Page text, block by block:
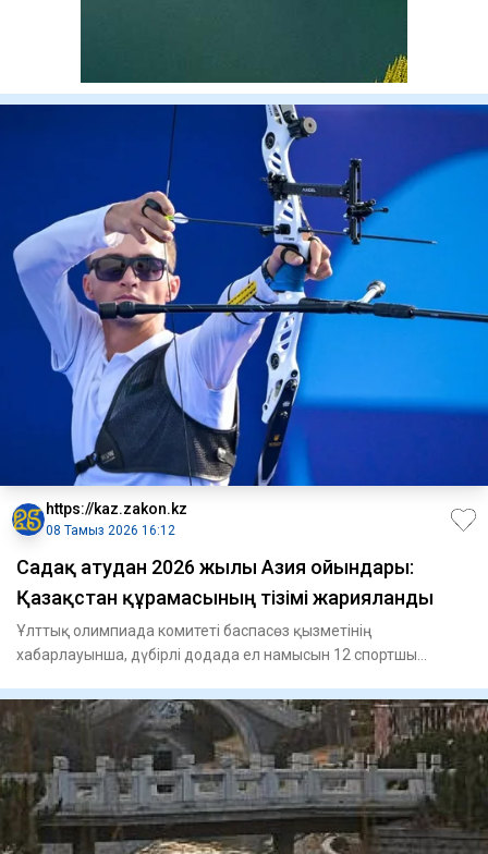
https://kaz.zakon.kz
08 Тамыз 2026 16:12
Садақ атудан 2026 жылғы Азия ойындары:
Қазақстан құрамасының тізімі жарияланды
Ұлттық олимпиада комитеті баспасөз қызметінің
хабарлауынша, дүбірлі додада ел намысын 12 спортшы